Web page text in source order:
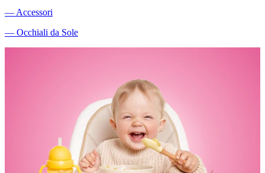
― Accessori
― Occhiali da Sole